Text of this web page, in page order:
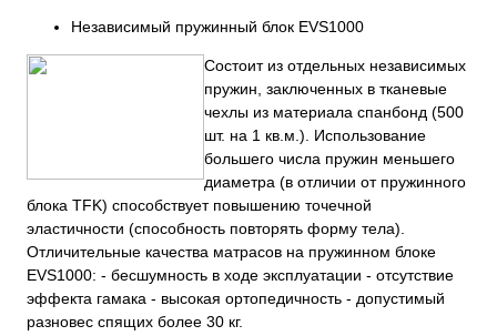
Независимый пружинный блок EVS1000
Состоит из отдельных независимых
пружин, заключенных в тканевые
чехлы из материала спанбонд (500
шт. на 1 кв.м.). Использование
большего числа пружин меньшего
диаметра (в отличии от пружинного
блока TFK) способствует повышению точечной
эластичности (способность повторять форму тела).
Отличительные качества матрасов на пружинном блоке
EVS1000: - бесшумность в ходе эксплуатации - отсутствие
эффекта гамака - высокая ортопедичность - допустимый
разновес спящих более 30 кг.